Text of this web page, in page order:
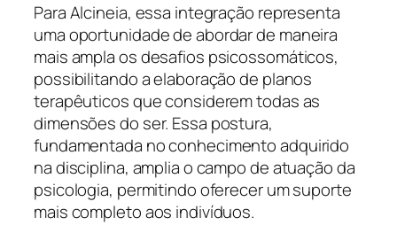
Para Alcineia, essa integração representa
uma oportunidade de abordar de maneira
mais ampla os desafios psicossomáticos,
possibilitando a elaboração de planos
terapêuticos que considerem todas as
dimensões do ser. Essa postura,
fundamentada no conhecimento adquirido
na disciplina, amplia o campo de atuação da
psicologia, permitindo oferecer um suporte
mais completo aos indivíduos.